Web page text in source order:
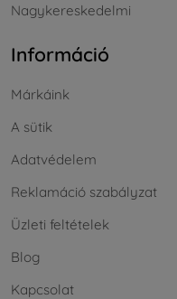
Nagykereskedelmi
Információ
Márkáink
A sütik
Adatvédelem
Reklamáció szabályzat
Üzleti feltételek
Blog
Kapcsolat